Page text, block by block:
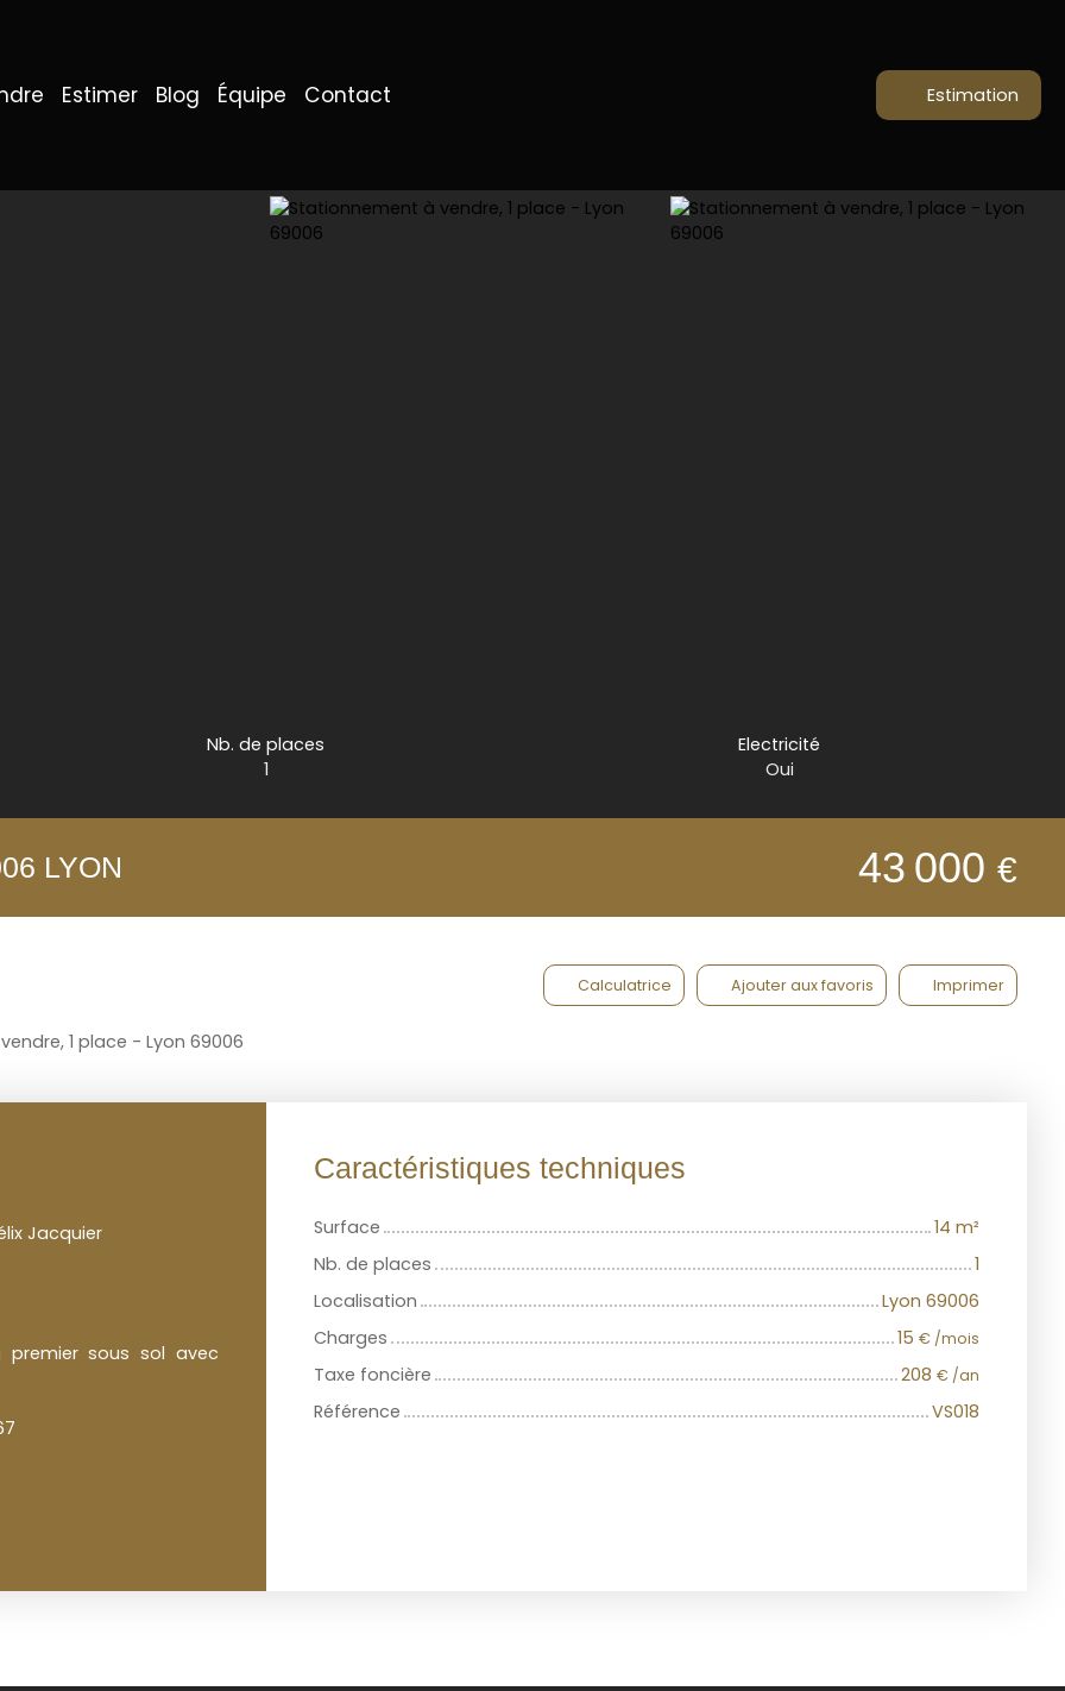
Estimer Blog Équipe Contact Estimation
Nb. de places
1
Electricité
Oui
LYON 43 000 €
Calculatrice Ajouter aux favoris Imprimer
1 place - Lyon 69006
Jacquier
premier sous sol avec
Caractéristiques techniques
Surface 14 m²
Nb. de places
1
Localisation
Lyon 69006
Charges
15 € /mois
Taxe foncière 208 € /an
Référence VS018